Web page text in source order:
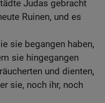
Judas gebracht
Ruinen, und es
sie begangen haben,
sie hingegangen
und dienten,
sie, noch ihr, noch